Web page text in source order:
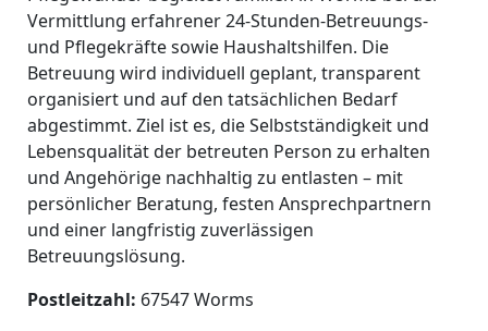
Vermittlung erfahrener 24-Stunden-Betreuungs-
und Pflegekräfte sowie Haushaltshilfen. Die
Betreuung wird individuell geplant, transparent
organisiert und auf den tatsächlichen Bedarf
abgestimmt. Ziel ist es, die Selbstständigkeit und
Lebensqualität der betreuten Person zu erhalten
und Angehörige nachhaltig zu entlasten – mit
persönlicher Beratung, festen Ansprechpartnern
und einer langfristig zuverlässigen
Betreuungslösung.
Postleitzahl: 67547 Worms